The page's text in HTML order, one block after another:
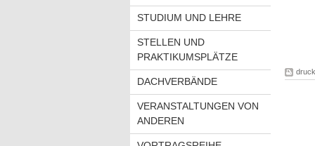
STUDIUM UND LEHRE
STELLEN UND
PRAKTIKUMSPLÄTZE
DACHVERBÄNDE
VERANSTALTUNGEN VON
ANDEREN